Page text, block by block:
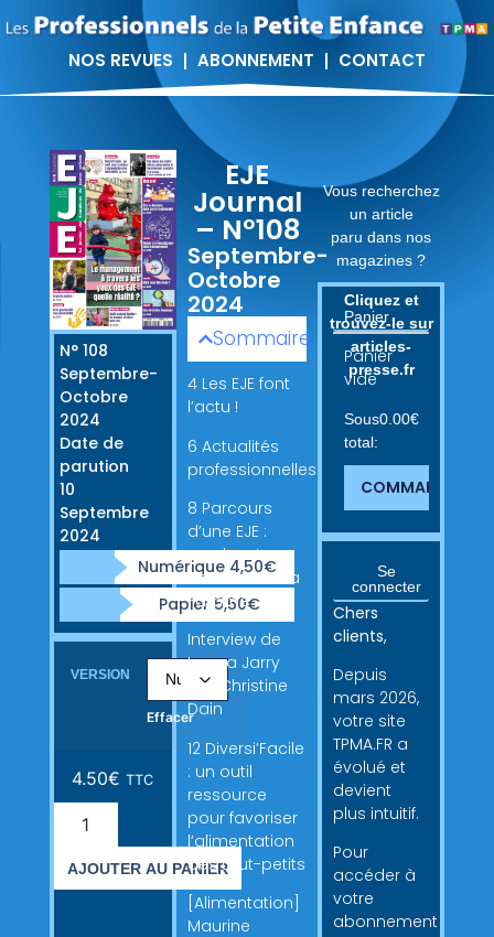
NOS REVUES ABONNEMENT CONTACT
N° 108
Septembre-
Octobre
2024
Date de
parution
10
Septembre
2024
Numérique 4,50€
Papier 5,50€
VERSION
Effacer
4.50€ TTC
AJOUTER AU PANIER
EJE
Journal
– N°108
Septembre-
Octobre
2024
Sommaire
4 Les EJE font
l’actu !
6 Actualités
professionnelles
8 Parcours
d’une EJE :
garder et
transmettre la
flamme
Interview de
Loana Jarry
par Christine
Dain
12 Diversi’Facile
: un outil
ressource
pour favoriser
l’alimentation
des tout-petits
[Alimentation]
Maurine
Vous recherchez
un article
paru dans nos
magazines ?
Cliquez et
trouvez-le sur
articles-
presse.fr
Panier
Panier
vide
Sous
total:
0.00€
COMMANDER
Se
connecter
Chers
clients,
Depuis
mars 2026,
votre site
TPMA.FR a
évolué et
devient
plus intuitif.
Pour
accéder à
votre
abonnement